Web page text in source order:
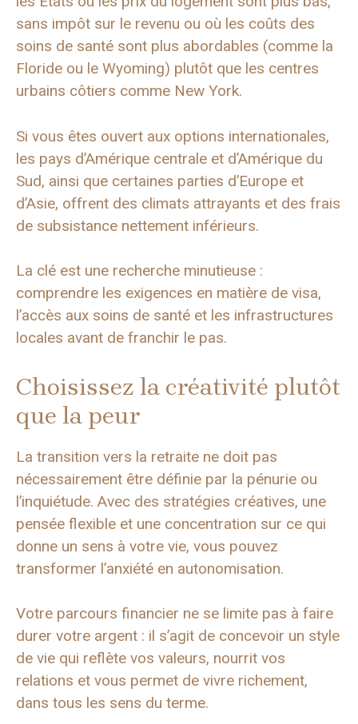
sans impôt sur le revenu ou où les coûts des
soins de santé sont plus abordables (comme la
Floride ou le Wyoming) plutôt que les centres
urbains côtiers comme New York.
Si vous êtes ouvert aux options internationales,
les pays d’Amérique centrale et d’Amérique du
Sud, ainsi que certaines parties d’Europe et
d’Asie, offrent des climats attrayants et des frais
de subsistance nettement inférieurs.
La clé est une recherche minutieuse :
comprendre les exigences en matière de visa,
l’accès aux soins de santé et les infrastructures
locales avant de franchir le pas.
Choisissez la créativité plutôt
que la peur
La transition vers la retraite ne doit pas
nécessairement être définie par la pénurie ou
l’inquiétude. Avec des stratégies créatives, une
pensée flexible et une concentration sur ce qui
donne un sens à votre vie, vous pouvez
transformer l’anxiété en autonomisation.
Votre parcours financier ne se limite pas à faire
durer votre argent : il s’agit de concevoir un style
de vie qui reflète vos valeurs, nourrit vos
relations et vous permet de vivre richement,
dans tous les sens du terme.